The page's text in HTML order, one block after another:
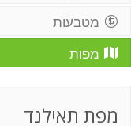
מטבעות
מפות
מפת תאילנד